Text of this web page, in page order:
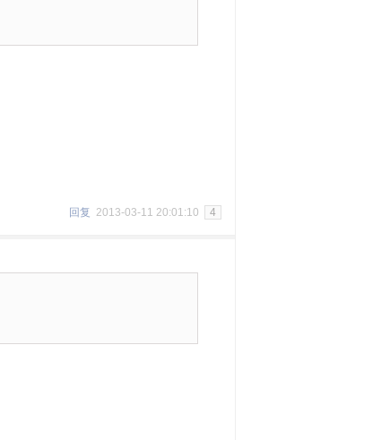
回复 2013-03-11 20:01:10 4